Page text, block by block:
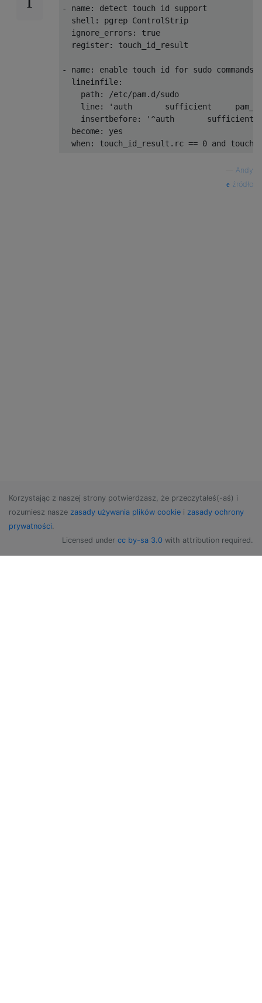
- name: detect touch id support
  shell: pgrep ControlStrip
  ignore_errors: true
  register: touch_id_result
- name: enable touch id for sudo commands
  lineinfile:
    path: /etc/pam.d/sudo
line: 'auth       sufficient
insertbefore: '^auth       sufficient
  become: yes
Andy
źródło
Korzystając z naszej strony potwierdzasz, że przeczytałeś(-aś) i
rozumiesz nasze zasady używania plików cookie i zasady ochrony
prywatności.
Licensed under cc by-sa 3.0 with attribution required.